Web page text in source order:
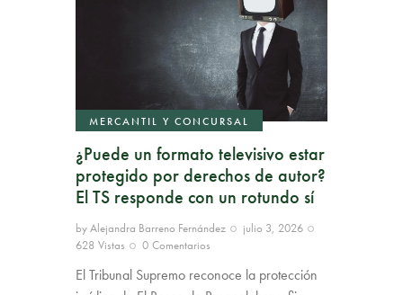
MERCANTIL Y CONCURSAL
¿Puede un formato televisivo estar
protegido por derechos de autor?
El TS responde con un rotundo sí
byAlejandra Barreno Fernández
julio 3, 2026
628 Vistas 0 Comentarios
El Tribunal Supremo reconoce la protección